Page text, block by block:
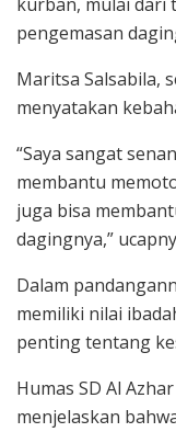
pengemasan
Maritsa Salsabila,
menyatakan
“Saya sangat
membantu
juga bisa
dagingnya,”
Dalam
memiliki nilai
penting tentang
Humas SD Al
menjelaskan